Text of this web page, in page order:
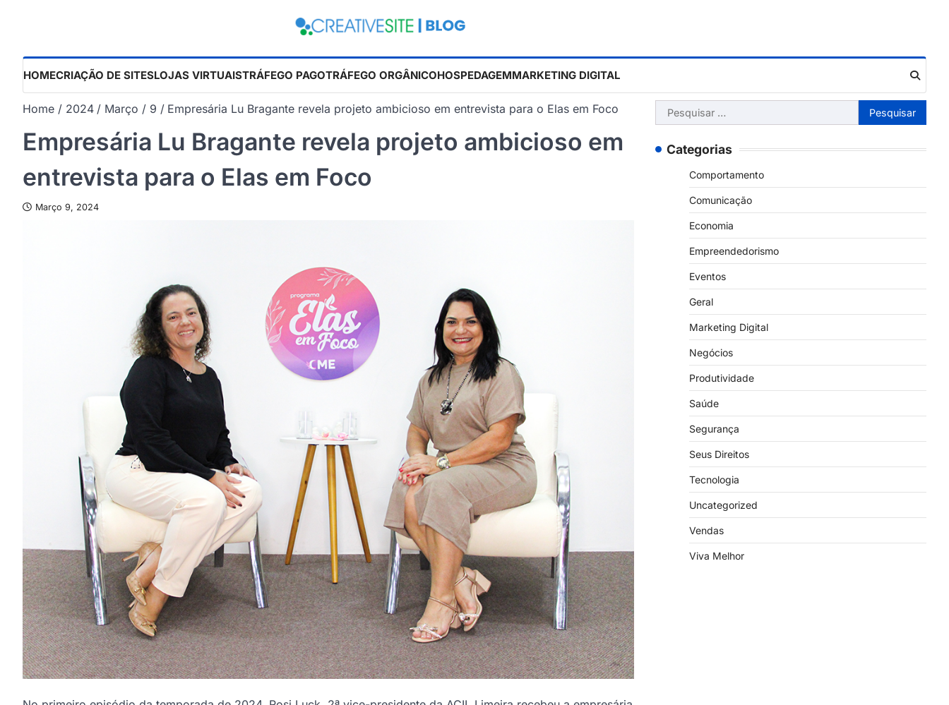
HOMECRIAÇÃO DE SITESLOJAS VIRTUAISTRÁFEGO PAGOTRÁFEGO ORGÂNICOHOSPEDAGEMMARKETING DIGITAL
Home 2024 Março 9 Empresária Lu Bragante revela projeto ambicioso em entrevista para o Elas em Foco
Empresária Lu Bragante revela projeto ambicioso em
entrevista para o Elas em Foco
Março 9, 2024
Pesquisar
por:
Categorias
Comportamento
Comunicação
Economia
Empreendedorismo
Eventos
Geral
Marketing Digital
Negócios
Produtividade
Saúde
Segurança
Seus Direitos
Tecnologia
Uncategorized
Vendas
Viva Melhor